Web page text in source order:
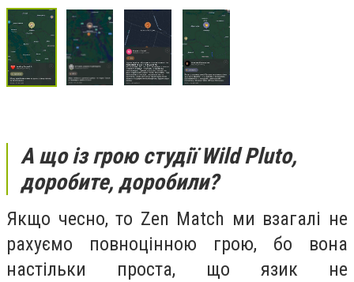
А що із грою студії Wild Pluto,
доробите, доробили?
Якщо чесно, то Zen Match ми взагалі не
рахуємо повноцінною грою, бо вона
настільки проста, що язик не